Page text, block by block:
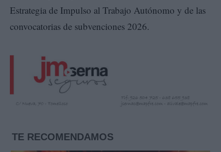
Estrategia de Impulso al Trabajo Autónomo y de las
convocatorias de subvenciones 2026.
TE RECOMENDAMOS